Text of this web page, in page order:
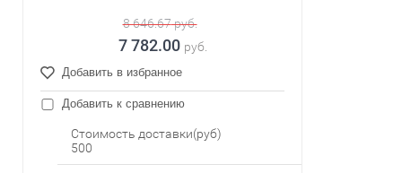
8 646.67руб.
7 782.00 руб.
Добавить в избранное
Добавить к сравнению
Стоимость доставки(руб)
500